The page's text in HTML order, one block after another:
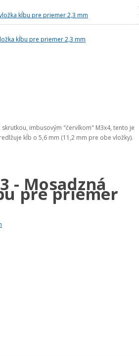
kĺbu pre priemer 2,3 mm
imbusovým "červíkom" M3x4, tento je
kĺb o 5,6 mm (11,2 mm pre obe vložky).
- Mosadzná
pre priemer